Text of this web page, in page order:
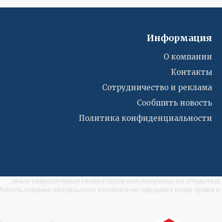
Информация
О компании
Контакты
Сотрудничество и реклама
Сообшить новость
Политика конфиденциальности
, иных нейросетевых генераторов или получены из открытых
визуального контента не нарушает норм права и